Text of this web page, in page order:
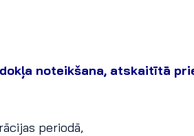
noteikšana, atskaitītā
periodā,